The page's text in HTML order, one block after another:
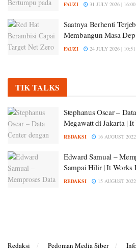
FAUZI 31 JULY 2026 | 16:00
Saatnya Berhenti
Membangun Masa
FAUZI 24 JULY 2026 | 10:51
TIK TALKS
Stephanus Oscar –
Megawatt di Jakarta |
REDAKSI 16 AUGUST
Edward Samual –
Sampai Hilir | It Works
REDAKSI 15 AUGUST
Redaksi Pedoman Media Siber